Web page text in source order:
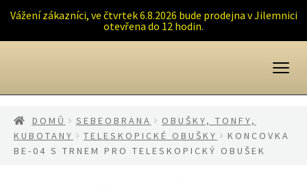
Vážení zákazníci, ve čtvrtek 6.8.2026 bude prodejna v Jilemnici
otevřena do 12 hodin.
DOMŮ SEBEOBRANA
OBUŠKY, TONFY,
KUBOTANY
TELESKOPICKÉ OBUŠKY
KONCOVKA
BE-04 S TRNEM PRO TELESKOPICKÝ OBUŠEK